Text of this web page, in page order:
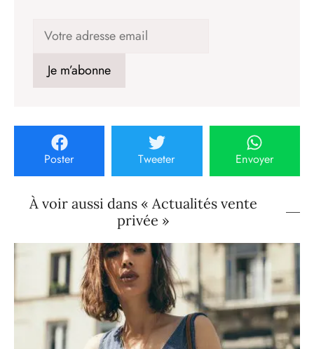
Poster Tweeter Envoyer
À voir aussi dans « Actualités vente
privée »